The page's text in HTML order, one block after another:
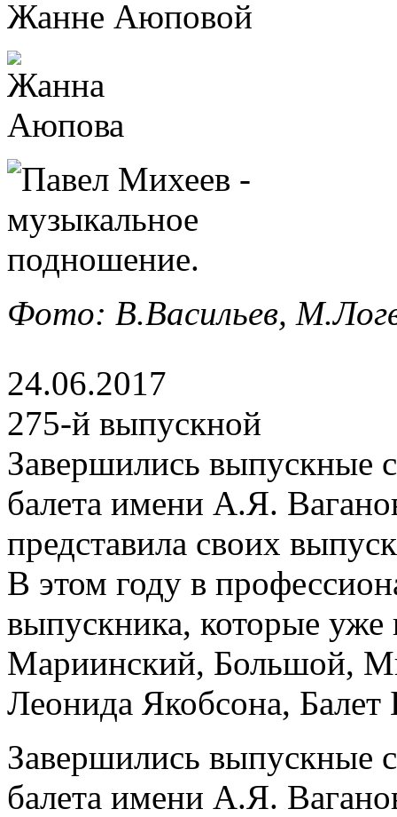
Фото: В.Васильев,
24.06.2017
275-й выпускной
Завершились выпускные
балета имени А.Я.
представила своих
В этом году в
выпускника, которые
Мариинский, Большой,
Леонида Якобсона,
Завершились выпускные
балета имени А.Я.